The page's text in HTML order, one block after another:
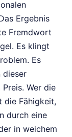
Ergebnis
Fremdwort
Es klingt
Es
dieser
Wer die
die Fähigkeit,
durch eine
in weichem